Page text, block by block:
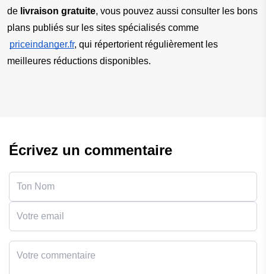
de livraison gratuite, vous pouvez aussi consulter les bons
plans publiés sur les sites spécialisés comme
priceindanger.fr, qui répertorient régulièrement les
meilleures réductions disponibles.
Écrivez un commentaire